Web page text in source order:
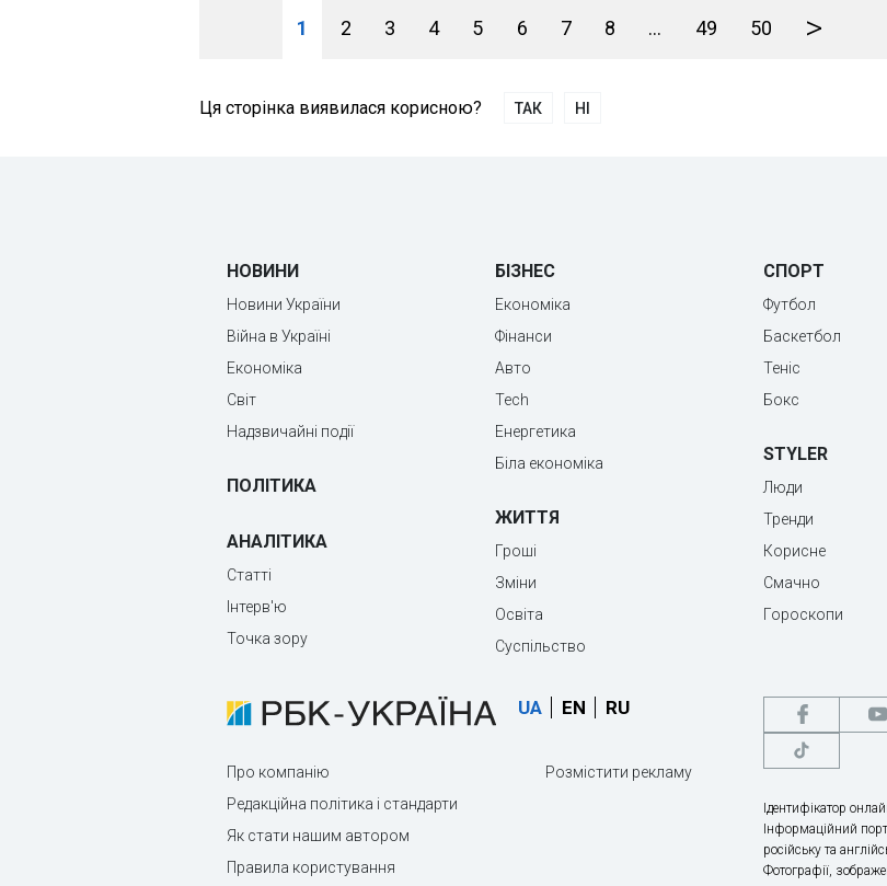
1 2 3 4 5 6 7 8 ... 49 50 >
Ця сторінка виявилася корисною? ТАК НІ
НОВИНИ
Новини України
Війна в Україні
Економіка
Світ
Надзвичайні події
ПОЛІТИКА
АНАЛІТИКА
Статті
Інтерв'ю
Точка зору
БІЗНЕС
Економіка
Фінанси
Авто
Tech
Енергетика
Біла економіка
ЖИТТЯ
Гроші
Зміни
Освіта
Суспільство
СПОРТ
Футбол
Баскетбол
Теніс
Бокс
STYLER
Люди
Тренди
Корисне
Смачно
Гороскопи
UA EN RU
Про компанію
Редакційна політика і стандарти
Як стати нашим автором
Правила користування
Розмістити рекламу
Ідентифікатор
Інформаційний
російську та
Фотографії,